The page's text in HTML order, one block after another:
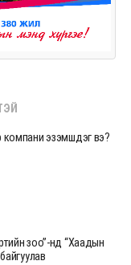
компани эзэмшдэг вэ?
зоо”-нд “Хаадын